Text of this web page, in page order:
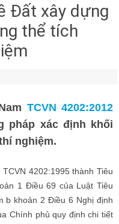
Đất xây dựng
thể tích
TCVN 4202:2012
pháp xác định khối
nghiệm.
4202:1995 thành Tiêu
1 Điều 69 của Luật Tiêu
b khoản 2 Điều 6 Nghị định
Chính phủ quy định chi tiết